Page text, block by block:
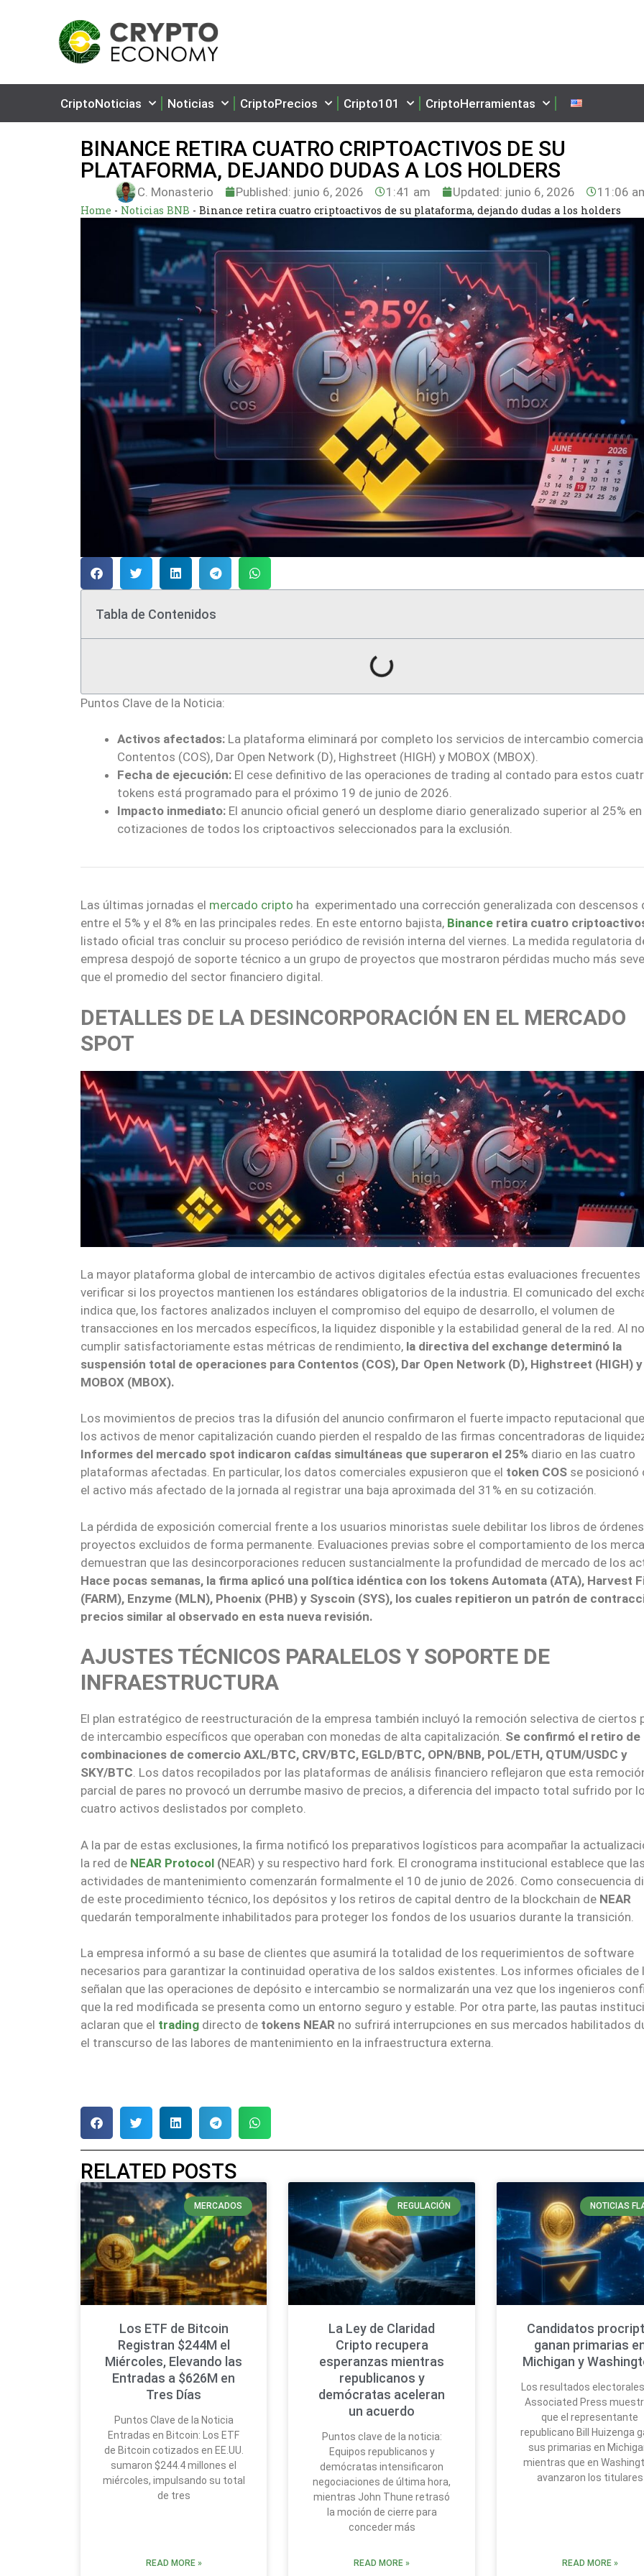
CriptoNoticias Noticias CriptoPrecios Cripto101 CriptoHerramientas
BINANCE RETIRA CUATRO CRIPTOACTIVOS DE SU
PLATAFORMA, DEJANDO DUDAS A LOS HOLDERS
C. Monasterio Published: junio 6, 2026 1:41 am Updated: junio 6, 2026 11:06
Home - Noticias BNB - Binance retira cuatro criptoactivos de su plataforma, dejando dudas a los holders
Tabla de Contenidos
Puntos Clave de la Noticia:
Activos afectados: La plataforma eliminará por completo los servicios de intercambio
Contentos (COS), Dar Open Network (D), Highstreet (HIGH) y MOBOX (MBOX).
Fecha de ejecución: El cese definitivo de las operaciones de trading al contado para estos
tokens está programado para el próximo 19 de junio de 2026.
Impacto inmediato: El anuncio oficial generó un desplome diario generalizado superior al 25%
cotizaciones de todos los criptoactivos seleccionados para la exclusión.
Las últimas jornadas el mercado cripto ha experimentado una corrección generalizada con descensos
entre el 5% y el 8% en las principales redes. En este entorno bajista, Binance retira cuatro
listado oficial tras concluir su proceso periódico de revisión interna del viernes. La medida regulatoria
empresa despojó de soporte técnico a un grupo de proyectos que mostraron pérdidas mucho más
que el promedio del sector financiero digital.
DETALLES DE LA DESINCORPORACIÓN EN EL MERCADO
SPOT
La mayor plataforma global de intercambio de activos digitales efectúa estas evaluaciones frecuentes
verificar si los proyectos mantienen los estándares obligatorios de la industria. El comunicado del
indica que, los factores analizados incluyen el compromiso del equipo de desarrollo, el volumen de
transacciones en los mercados específicos, la liquidez disponible y la estabilidad general de la red. Al no
cumplir satisfactoriamente estas métricas de rendimiento, la directiva del exchange determinó la
suspensión total de operaciones para Contentos (COS), Dar Open Network (D), Highstreet (HIGH) y
MOBOX (MBOX).
Los movimientos de precios tras la difusión del anuncio confirmaron el fuerte impacto reputacional
los activos de menor capitalización cuando pierden el respaldo de las firmas concentradoras de
Informes del mercado spot indicaron caídas simultáneas que superaron el 25% diario en las cuatro
plataformas afectadas. En particular, los datos comerciales expusieron que el token COS se posicionó
el activo más afectado de la jornada al registrar una baja aproximada del 31% en su cotización.
La pérdida de exposición comercial frente a los usuarios minoristas suele debilitar los libros de
proyectos excluidos de forma permanente. Evaluaciones previas sobre el comportamiento de los
demuestran que las desincorporaciones reducen sustancialmente la profundidad de mercado de los
Hace pocas semanas, la firma aplicó una política idéntica con los tokens Automata (ATA), Harvest
(FARM), Enzyme (MLN), Phoenix (PHB) y Syscoin (SYS), los cuales repitieron un patrón de
precios similar al observado en esta nueva revisión.
AJUSTES TÉCNICOS PARALELOS Y SOPORTE DE
INFRAESTRUCTURA
El plan estratégico de reestructuración de la empresa también incluyó la remoción selectiva de ciertos
de intercambio específicos que operaban con monedas de alta capitalización. Se confirmó el retiro de
combinaciones de comercio AXL/BTC, CRV/BTC, EGLD/BTC, OPN/BNB, POL/ETH, QTUM/USDC y
SKY/BTC. Los datos recopilados por las plataformas de análisis financiero reflejaron que esta
parcial de pares no provocó un derrumbe masivo de precios, a diferencia del impacto total sufrido por
cuatro activos deslistados por completo.
A la par de estas exclusiones, la firma notificó los preparativos logísticos para acompañar la
la red de NEAR Protocol (NEAR) y su respectivo hard fork. El cronograma institucional establece que
actividades de mantenimiento comenzarán formalmente el 10 de junio de 2026. Como consecuencia
de este procedimiento técnico, los depósitos y los retiros de capital dentro de la blockchain de NEAR
quedarán temporalmente inhabilitados para proteger los fondos de los usuarios durante la transición.
La empresa informó a su base de clientes que asumirá la totalidad de los requerimientos de software
necesarios para garantizar la continuidad operativa de los saldos existentes. Los informes oficiales de
señalan que las operaciones de depósito e intercambio se normalizarán una vez que los ingenieros
que la red modificada se presenta como un entorno seguro y estable. Por otra parte, las pautas
aclaran que el trading directo de tokens NEAR no sufrirá interrupciones en sus mercados habilitados
el transcurso de las labores de mantenimiento en la infraestructura externa.
RELATED POSTS
MERCADOS
Los ETF de Bitcoin
Registran $244M el
Miércoles, Elevando las
Entradas a $626M en
Tres Días
Puntos Clave de la Noticia
Entradas en Bitcoin: Los ETF
de Bitcoin cotizados en EE.UU.
sumaron $244.4 millones el
miércoles, impulsando su total
de tres
READ MORE »
REGULACIÓN
La Ley de Claridad
Cripto recupera
esperanzas mientras
republicanos y
demócratas aceleran
un acuerdo
Puntos clave de la noticia:
Equipos republicanos y
demócratas intensificaron
negociaciones de última hora,
mientras John Thune retrasó
la moción de cierre para
conceder más
READ MORE »
NOTICIAS
Candidatos
ganan primarias
Michigan y
Los resultados
Associated Press
que el representante
republicano Bill Huizenga
sus primarias en
mientras que en
avanzaron los titulares
READ MORE »